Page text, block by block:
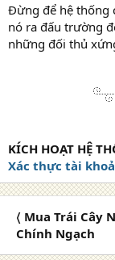
Đừng để hệ thống
nó ra đấu trường
những đối thủ
KÍCH HOẠT HỆ
Xác thực tài
〈 Mua Trái Cây
Chính Ngạch